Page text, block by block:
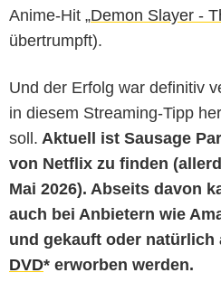
Anime-Hit „Demon Slayer -
übertrumpft).
Und der Erfolg war definitiv
in diesem Streaming-Tipp
soll. Aktuell ist Sausage
von Netflix zu finden
Mai 2026). Abseits davon
auch bei Anbietern wie
und gekauft oder natürlich
DVD* erworben werden.